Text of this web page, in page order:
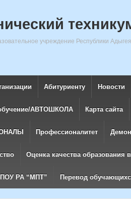
учреждение Республики Адыгея
Абитуриенту Новости
АВТОШКОЛА Карта сайта
Профессионалитет
Оценка качества
РА “МПТ” Перевод